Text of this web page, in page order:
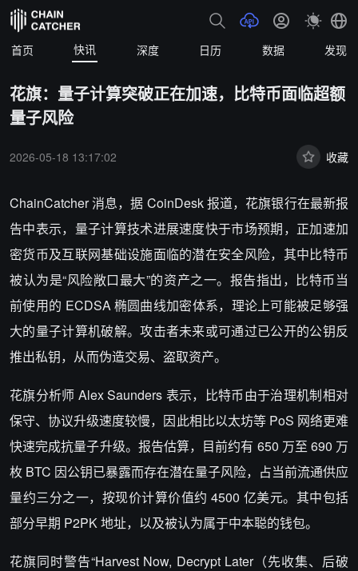
首页 快讯 深度 日历 数据 发现
花旗：量子计算突破正在加速，比特币面临超额
量子风险
2026-05-18 13:17:02 收藏
ChainCatcher 消息，据 CoinDesk 报道，花旗银行在最新报
告中表示，量子计算技术进展速度快于市场预期，正加速加
密货币及互联网基础设施面临的潜在安全风险，其中比特币
被认为是“风险敞口最大”的资产之一。报告指出，比特币当
前使用的 ECDSA 椭圆曲线加密体系，理论上可能被足够强
大的量子计算机破解。攻击者未来或可通过已公开的公钥反
推出私钥，从而伪造交易、盗取资产。
花旗分析师 Alex Saunders 表示，比特币由于治理机制相对
保守、协议升级速度较慢，因此相比以太坊等 PoS 网络更难
快速完成抗量子升级。报告估算，目前约有 650 万至 690 万
枚 BTC 因公钥已暴露而存在潜在量子风险，占当前流通供应
量约三分之一，按现价计算价值约 4500 亿美元。其中包括
部分早期 P2PK 地址，以及被认为属于中本聪的钱包。
花旗同时警告“Harvest Now, Decrypt Later（先收集、后破